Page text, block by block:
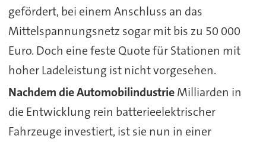
gefördert, bei einem Anschluss an das
Mittelspannungsnetz sogar mit bis zu 50 000
Euro. Doch eine feste Quote für Stationen mit
hoher Ladeleistung ist nicht vorgesehen.
Nachdem die AutomobilindustrieMilliarden in
die Entwicklung rein batterieelektrischer
Fahrzeuge investiert, ist sie nun in einer